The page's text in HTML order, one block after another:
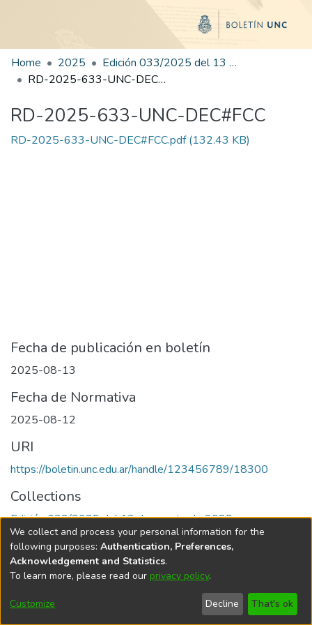
Home 2025
Edición 033/2025 del 13 de agosto de 2025
RD-2025-633-UNC-DEC#FCC
RD-2025-633-UNC-DEC#FCC
RD-2025-633-UNC-DEC#FCC.pdf(132.43 KB)
Fecha de publicación en boletín
2025-08-13
Fecha de Normativa
2025-08-12
URI
https://boletin.unc.edu.ar/handle/123456789/18300
Collections
Edición 033/2025 del 13 de agosto de 2025
Universidad Nacional de Córdoba
We collect and process your personal information for the
following purposes: Authentication, Preferences,
Acknowledgement and Statistics.
To learn more, please read our privacy policy.
Customize Decline That's ok